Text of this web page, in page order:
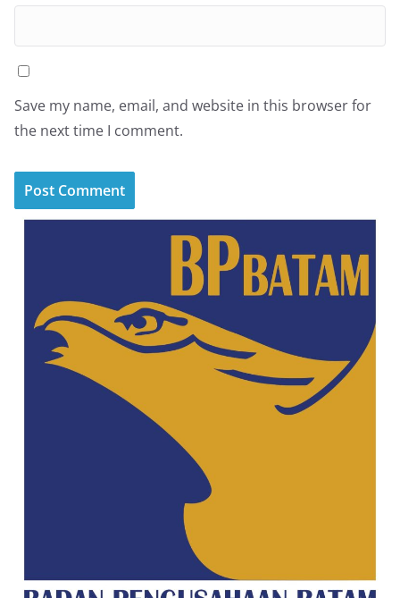
Save my name, email, and website in this browser for
the next time I comment.